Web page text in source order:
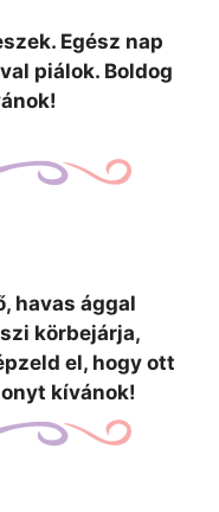
Egész nap
piálok. Boldog
havas ággal
körbejárja,
el, hogy ott
kívánok!